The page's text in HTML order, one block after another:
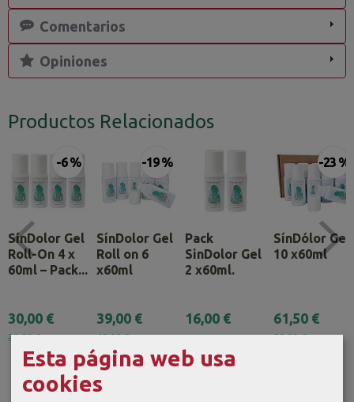
Comentarios
Opiniones
Productos Relacionados
-6 %
SínDolor Gel
Roll-On 4 x
60ml – Pack...
30,00 €
32,00 €
-19 %
SínDolor Gel
Roll on 6
x60ml
39,00 €
48,00 €
Pack
SinDolor Gel
2 x60ml.
16,00 €
-23 %
SínDólor Gel
10 x60ml
61,50 €
80,00 €
Esta página web usa
cookies